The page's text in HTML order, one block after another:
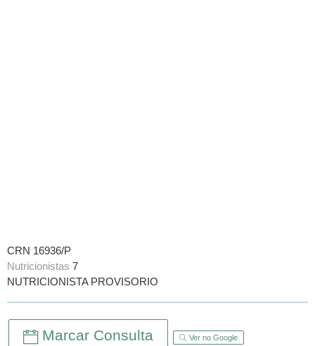
CRN 16936/P
Nutricionistas 7
NUTRICIONISTA PROVISORIO
Marcar Consulta Ver no Google